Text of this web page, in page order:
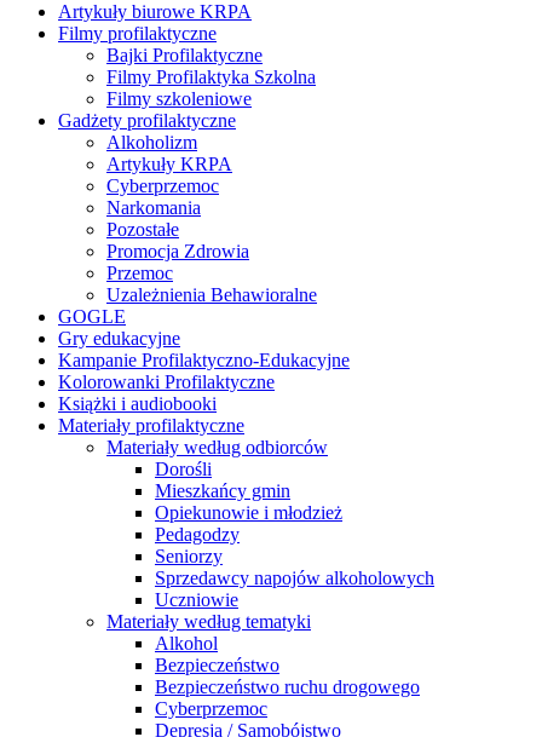
Artykuły biurowe KRPA
Filmy profilaktyczne
Bajki Profilaktyczne
Filmy Profilaktyka Szkolna
Filmy szkoleniowe
Gadżety profilaktyczne
Alkoholizm
Artykuły KRPA
Cyberprzemoc
Narkomania
Pozostałe
Promocja Zdrowia
Przemoc
Uzależnienia Behawioralne
GOGLE
Gry edukacyjne
Kampanie Profilaktyczno-Edukacyjne
Kolorowanki Profilaktyczne
Książki i audiobooki
Materiały profilaktyczne
Materiały według odbiorców
Dorośli
Mieszkańcy gmin
Opiekunowie i młodzież
Pedagodzy
Seniorzy
Sprzedawcy napojów alkoholowych
Uczniowie
Materiały według tematyki
Alkohol
Bezpieczeństwo
Bezpieczeństwo ruchu drogowego
Cyberprzemoc
Depresja / Samobójstwo